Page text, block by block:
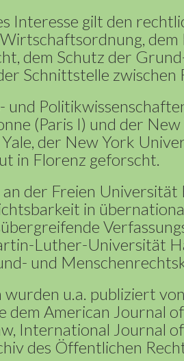
Interesse gilt den
dem
dem Schutz der
Schnittstelle
und
(Paris I) und der
der New York
in Florenz geforscht.
der Freien
in
Luther-Universität
und
u.a. publiziert
dem American Journal
International Journal
des Öffentlichen